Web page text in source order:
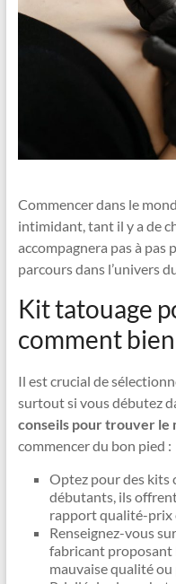
Commencer dans le
intimidant, tant il y a de
accompagnera pas à
parcours dans l’univers
Kit tatouage
comment
Il est crucial de
surtout si vous débutez
conseils pour trouver le
commencer du bon pied :
Optez pour des kits
débutants, ils
rapport qualité-prix
Renseignez-vous
fabricant proposant
mauvaise qualité ou